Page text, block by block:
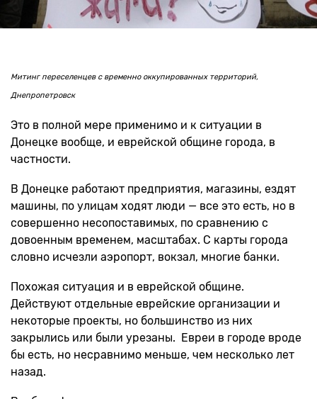
Митинг переселенцев с временно оккупированных территорий,
Днепропетровск
Это в полной мере применимо и к ситуации в
Донецке вообще, и еврейской общине города, в
частности.
В Донецке работают предприятия, магазины, ездят
машины, по улицам ходят люди — все это есть, но в
совершенно несопоставимых, по сравнению с
довоенным временем, масштабах. С карты города
словно исчезли аэропорт, вокзал, многие банки.
Похожая ситуация и в еврейской общине.
Действуют отдельные еврейские организации и
некоторые проекты, но большинство из них
закрылись или были урезаны. Евреи в городе вроде
бы есть, но несравнимо меньше, чем несколько лет
назад.